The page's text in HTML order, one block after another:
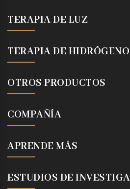
TERAPIA DE LUZ
TERAPIA DE
OTROS PRODUCTOS
COMPAÑÍA
APRENDE MÁS
ESTUDIOS DE